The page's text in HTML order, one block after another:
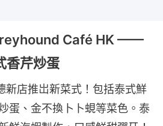
Café HK ——
香芹炒蛋
店推岀新菜式！包括泰式鮮
蛋、金不換卜卜蜆等菜色。泰